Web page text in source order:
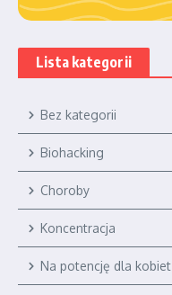
Lista kategorii
Bez kategorii
Biohacking
Choroby
Koncentracja
Na potencję dla kobiet